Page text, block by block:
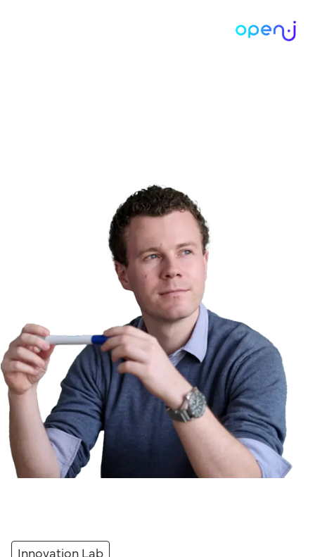
Innovation Lab